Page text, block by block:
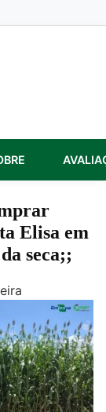
Elisa em
seca;;